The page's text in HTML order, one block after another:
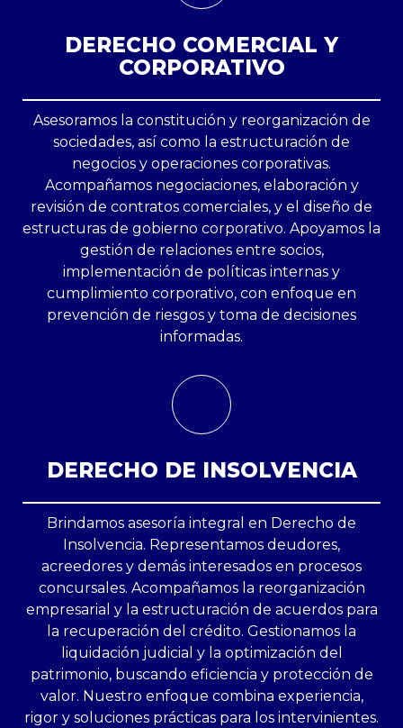
DERECHO COMERCIAL Y
CORPORATIVO
Asesoramos la constitución y reorganización de
sociedades, así como la estructuración de
negocios y operaciones corporativas.
Acompañamos negociaciones, elaboración y
revisión de contratos comerciales, y el diseño de
estructuras de gobierno corporativo. Apoyamos la
gestión de relaciones entre socios,
implementación de políticas internas y
cumplimiento corporativo, con enfoque en
prevención de riesgos y toma de decisiones
informadas.
DERECHO DE INSOLVENCIA
Brindamos asesoría integral en Derecho de
Insolvencia. Representamos deudores,
acreedores y demás interesados en procesos
concursales. Acompañamos la reorganización
empresarial y la estructuración de acuerdos para
la recuperación del crédito. Gestionamos la
liquidación judicial y la optimización del
patrimonio, buscando eficiencia y protección de
valor. Nuestro enfoque combina experiencia,
rigor y soluciones prácticas para los intervinientes.